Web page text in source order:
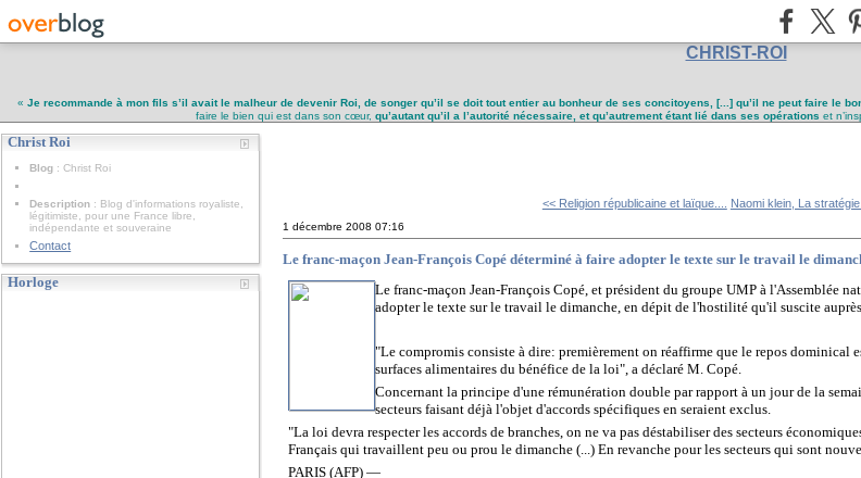
CHRIST-ROI
« Je recommande à mon fils s’il avait le malheur de devenir Roi, de songer qu’il se doit tout entier au bonheur de ses concitoyens, [...] qu’il ne peut faire le
faire le bien qui est dans son cœur, qu’autant qu’il a l’autorité nécessaire, et qu’autrement étant lié dans ses opérations et
Christ Roi
Blog : Christ Roi
Description : Blog d'informations royaliste,
légitimiste, pour une France libre,
indépendante et souveraine
Contact
Horloge
<< Religion républicaine et laïque.... Naomi klein, La
1 décembre 2008 07:16
Le franc-maçon Jean-François Copé déterminé à faire adopter le texte sur le travail le
Le franc-maçon Jean-François Copé, et président du groupe UMP à l'Assemblée
adopter le texte sur le travail le dimanche, en dépit de l'hostilité qu'il suscite
"Le compromis consiste à dire: premièrement on réaffirme que le repos dominical
surfaces alimentaires du bénéfice de la loi", a déclaré M. Copé.
Concernant la principe d'une rémunération double par rapport à un jour de la
secteurs faisant déjà l'objet d'accords spécifiques en seraient exclus.
"La loi devra respecter les accords de branches, on ne va pas déstabiliser des secteurs
Français qui travaillent peu ou prou le dimanche (...) En revanche pour les secteurs qui sont
PARIS (AFP) —